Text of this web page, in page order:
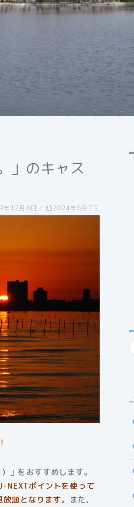
」のキャス
年12月8日 / 2024年6月7日
」をおすすめします。
NEXTポイントを使って
題となります。 また、